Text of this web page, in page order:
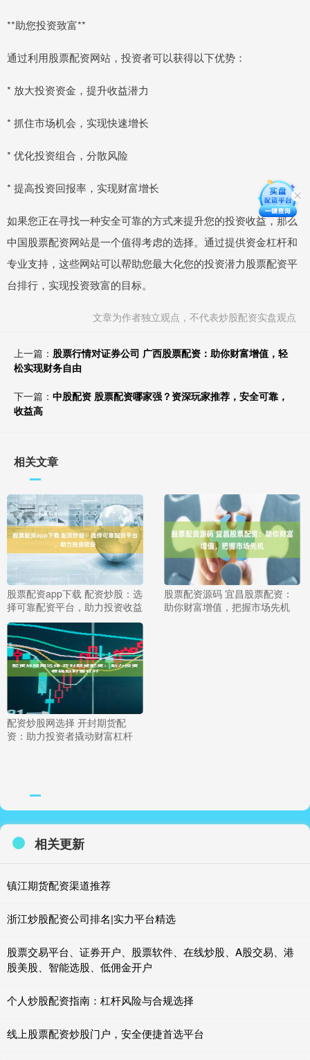
**助您投资致富**
通过利用股票配资网站，投资者可以获得以下优势：
* 放大投资资金，提升收益潜力
* 抓住市场机会，实现快速增长
* 优化投资组合，分散风险
* 提高投资回报率，实现财富增长
如果您正在寻找一种安全可靠的方式来提升您的投资收益，那么
中国股票配资网站是一个值得考虑的选择。通过提供资金杠杆和
专业支持，这些网站可以帮助您最大化您的投资潜力股票配资平
台排行，实现投资致富的目标。
文章为作者独立观点，不代表炒股配资实盘观点
上一篇： 股票行情对证券公司 广西股票配资：助你财富增值，轻
松实现财务自由
下一篇： 中股配资 股票配资哪家强？资深玩家推荐，安全可靠，
收益高
相关文章
股票配资app下载 配资炒股：选
择可靠配资平台，助力投资收益
股票配资源码 宜昌股票配资：
助你财富增值，把握市场先机
配资炒股网选择 开封期货配
资：助力投资者撬动财富杠杆
相关更新
镇江期货配资渠道推荐
浙江炒股配资公司排名|实力平台精选
股票交易平台、证券开户、股票软件、在线炒股、A股交易、港
股美股、智能选股、低佣金开户
个人炒股配资指南：杠杆风险与合规选择
线上股票配资炒股门户，安全便捷首选平台